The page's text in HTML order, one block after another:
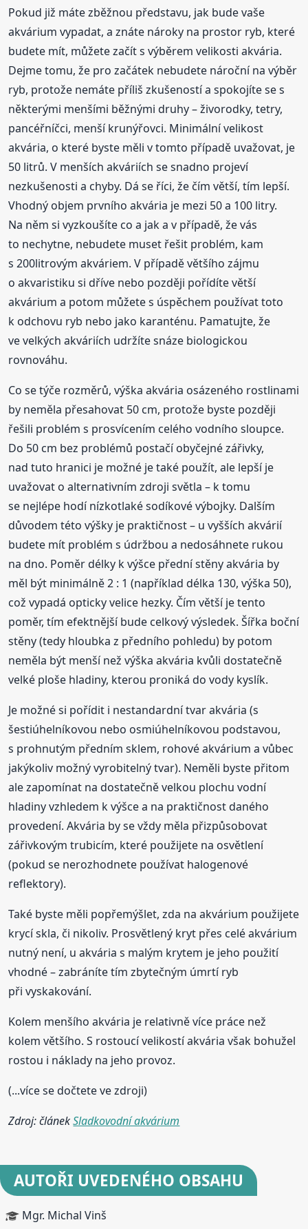
Pokud již máte zběžnou představu, jak bude vaše
akvárium vypadat, a znáte nároky na prostor ryb, které
budete mít, můžete začít s výběrem velikosti akvária.
Dejme tomu, že pro začátek nebudete nároční na výběr
ryb, protože nemáte příliš zkušeností a spokojíte se s
některými menšími běžnými druhy – živorodky, tetry,
pancéřníčci, menší krunýřovci. Minimální velikost
akvária, o které byste měli v tomto případě uvažovat, je
50 litrů. V menších akváriích se snadno projeví
nezkušenosti a chyby. Dá se říci, že čím větší, tím lepší.
Vhodný objem prvního akvária je mezi 50 a 100 litry.
Na něm si vyzkoušíte co a jak a v případě, že vás
to nechytne, nebudete muset řešit problém, kam
s 200litrovým akváriem. V případě většího zájmu
o akvaristiku si dříve nebo později pořídíte větší
akvárium a potom můžete s úspěchem používat toto
k odchovu ryb nebo jako karanténu. Pamatujte, že
ve velkých akváriích udržíte snáze biologickou
rovnováhu.
Co se týče rozměrů, výška akvária osázeného rostlinami
by neměla přesahovat 50 cm, protože byste později
řešili problém s prosvícením celého vodního sloupce.
Do 50 cm bez problémů postačí obyčejné zářivky,
nad tuto hranici je možné je také použít, ale lepší je
uvažovat o alternativním zdroji světla – k tomu
se nejlépe hodí nízkotlaké sodíkové výbojky. Dalším
důvodem této výšky je praktičnost – u vyšších akvárií
budete mít problém s údržbou a nedosáhnete rukou
na dno. Poměr délky k výšce přední stěny akvária by
měl být minimálně 2 : 1 (například délka 130, výška 50),
což vypadá opticky velice hezky. Čím větší je tento
poměr, tím efektnější bude celkový výsledek. Šířka boční
stěny (tedy hloubka z předního pohledu) by potom
neměla být menší než výška akvária kvůli dostatečně
velké ploše hladiny, kterou proniká do vody kyslík.
Je možné si pořídit i nestandardní tvar akvária (s
šestiúhelníkovou nebo osmiúhelníkovou podstavou,
s prohnutým předním sklem, rohové akvárium a vůbec
jakýkoliv možný vyrobitelný tvar). Neměli byste přitom
ale zapomínat na dostatečně velkou plochu vodní
hladiny vzhledem k výšce a na praktičnost daného
provedení. Akvária by se vždy měla přizpůsobovat
zářivkovým trubicím, které použijete na osvětlení
(pokud se nerozhodnete používat halogenové
reflektory).
Také byste měli popřemýšlet, zda na akvárium použijete
krycí skla, či nikoliv. Prosvětlený kryt přes celé akvárium
nutný není, u akvária s malým krytem je jeho použití
vhodné – zabráníte tím zbytečným úmrtí ryb
při vyskakování.
Kolem menšího akvária je relativně více práce než
kolem většího. S rostoucí velikostí akvária však bohužel
rostou i náklady na jeho provoz.
(...více se dočtete ve zdroji)
Zdroj: článekSladkovodní akvárium
AUTOŘI UVEDENÉHO OBSAHU
Mgr. Michal Vinš